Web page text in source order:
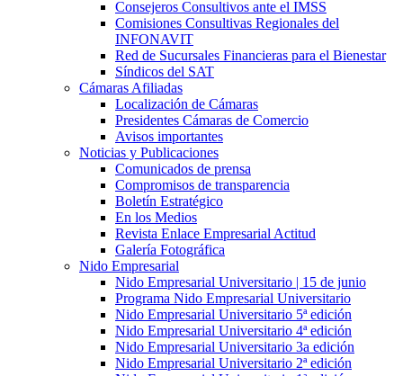
Consejeros Consultivos ante el IMSS
Comisiones Consultivas Regionales del
INFONAVIT
Red de Sucursales Financieras para el Bienestar
Síndicos del SAT
Cámaras Afiliadas
Localización de Cámaras
Presidentes Cámaras de Comercio
Avisos importantes
Noticias y Publicaciones
Comunicados de prensa
Compromisos de transparencia
Boletín Estratégico
En los Medios
Revista Enlace Empresarial Actitud
Galería Fotográfica
Nido Empresarial
Nido Empresarial Universitario | 15 de junio
Programa Nido Empresarial Universitario
Nido Empresarial Universitario 5ª edición
Nido Empresarial Universitario 4ª edición
Nido Empresarial Universitario 3a edición
Nido Empresarial Universitario 2ª edición